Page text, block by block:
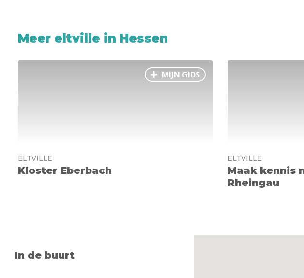
Meer eltville in Hessen
MIJN GIDS
ELTVILLE
Kloster Eberbach
ELTVILLE
Maak kennis
Rheingau
In de buurt